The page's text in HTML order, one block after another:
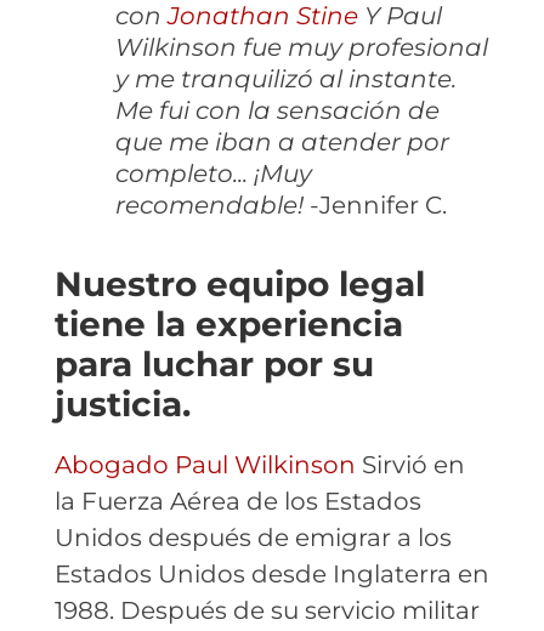
conJonathan StineY Paul
Wilkinson fue muy profesional
y me tranquilizó al instante.
Me fui con la sensación de
que me iban a atender por
completo... ¡Muy
recomendable!-Jennifer C.
Nuestro equipo legal
tiene la experiencia
para luchar por su
justicia.
Abogado Paul Wilkinson Sirvió en
la Fuerza Aérea de los Estados
Unidos después de emigrar a los
Estados Unidos desde Inglaterra en
1988. Después de su servicio militar